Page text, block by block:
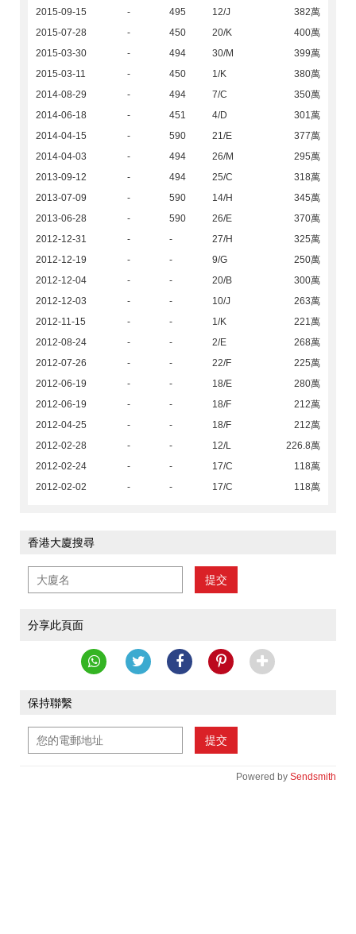
2015-09-15 - 495 12/J
382萬
2015-07-28
- 450 20/K
400萬
2015-03-30
- 494 30/M
399萬
2015-03-11
- 450 1/K
380萬
2014-08-29
- 494 7/C
350萬
2014-06-18
- 451 4/D
301萬
2014-04-15
- 590 21/E
377萬
2014-04-03
- 494 26/M
295萬
2013-09-12
- 494 25/C
318萬
2013-07-09
- 590 14/H
345萬
2013-06-28
- 590 26/E
370萬
2012-12-31
- - 27/H
325萬
2012-12-19
- - 9/G
250萬
2012-12-04
- - 20/B
300萬
2012-12-03
- - 10/J
263萬
2012-11-15
- - 1/K
221萬
2012-08-24
- - 2/E
268萬
2012-07-26
- - 22/F
225萬
2012-06-19
- - 18/E
280萬
2012-06-19
- - 18/F
212萬
2012-04-25
- - 18/F
212萬
2012-02-28
- - 12/L
226.8萬
2012-02-24
- - 17/C
118萬
2012-02-02
- - 17/C 118萬
香港大廈搜尋
提交
分享此頁面
保持聯繫
提交
Powered by Sendsmith